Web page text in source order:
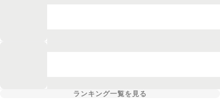
ランキング一覧を見る